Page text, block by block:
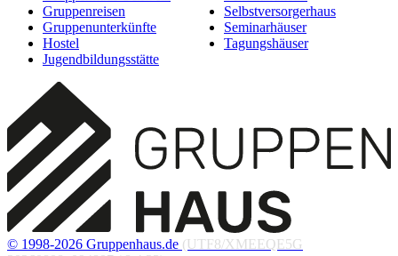
Gruppenreisen
Gruppenunterkünfte
Hostel
Jugendbildungsstätte
Selbstversorgerhaus
Seminarhäuser
Tagungshäuser
© 1998-2026 Gruppenhaus.de (UTF8/XMEEQE5G